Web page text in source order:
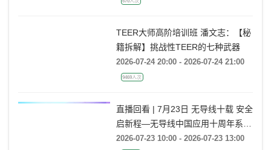
directions
TEER大师高阶培训班 潘文志：【秘
籍拆解】挑战性TEER的七种武器
直播回看 | 7月23日 无导线十载 安全
启新程—无导线中国应用十周年系列
活动